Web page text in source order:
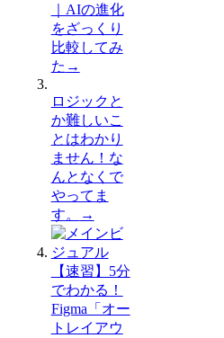
｜AIの進化
をざっくり
比較してみ
た →
ロジックと
か難しいこ
とはわかり
ません！な
んとなくで
やってま
す。
→
【速習】5分
でわかる！
Figma「オー
トレイアウ